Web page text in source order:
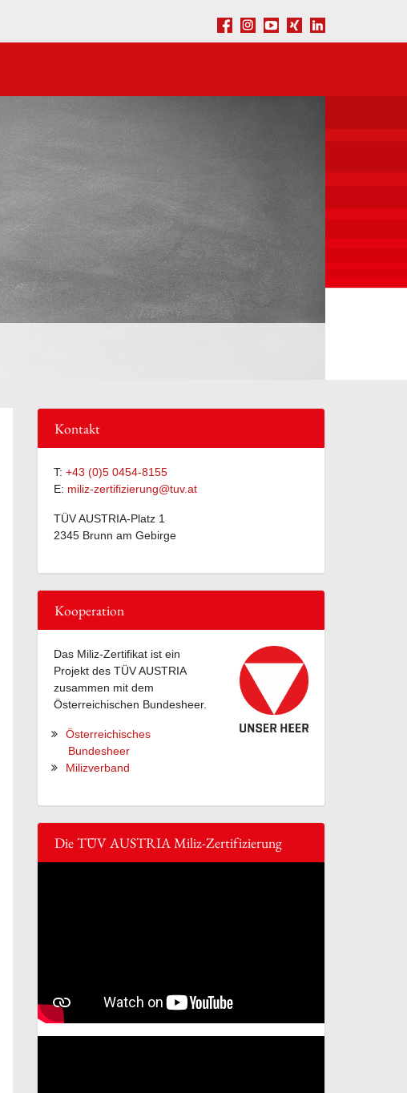
Facebook
Instagram
Youtube
Xing LinkedIn
Kontakt
T: +43 (0)5 0454-8155
E: miliz-zertifizierung@tuv.at
TÜV AUSTRIA-Platz 1
2345 Brunn am Gebirge
Kooperation
Das Miliz-Zertifikat ist ein
Projekt des TÜV AUSTRIA
zusammen mit dem
Österreichischen Bundesheer.
Österreichisches
Bundesheer
Milizverband
Die TÜV AUSTRIA Miliz-Zertifizierung